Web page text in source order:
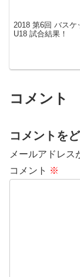
2018 第6回 バスケ
U18 試合結果！
コメント
コメントを
メールアドレス
コメント ※